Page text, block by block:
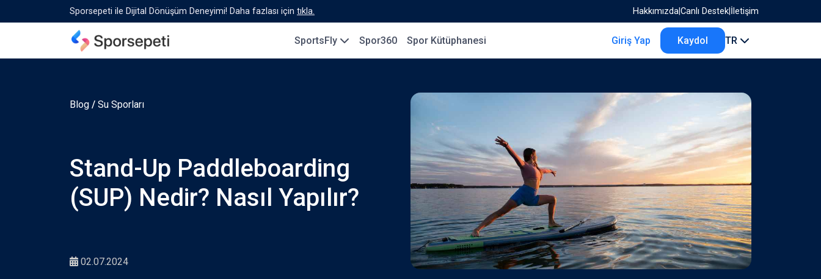
Sporsepeti ile Dijital Dönüşüm Deneyimi! Daha fazlası için tıkla. HakkımızdaCanlı Destek İletişim
SportsFly Spor360 Spor Kütüphanesi Giriş Yap Kaydol TR
Blog / Su Sporları
Stand-Up Paddleboarding
(SUP) Nedir? Nasıl Yapılır?
02.07.2024